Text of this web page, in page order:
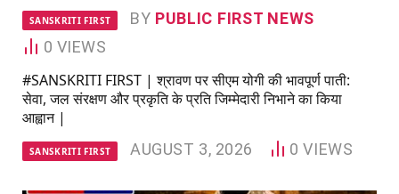
SANSKRITI FIRST BY PUBLIC FIRST NEWS
0 VIEWS
#SANSKRITI FIRST | श्रावण पर सीएम योगी की भावपूर्ण पाती:
सेवा, जल संरक्षण और प्रकृति के प्रति जिम्मेदारी निभाने का किया
आह्वान |
SANSKRITI FIRST AUGUST 3, 2026 0VIEWS